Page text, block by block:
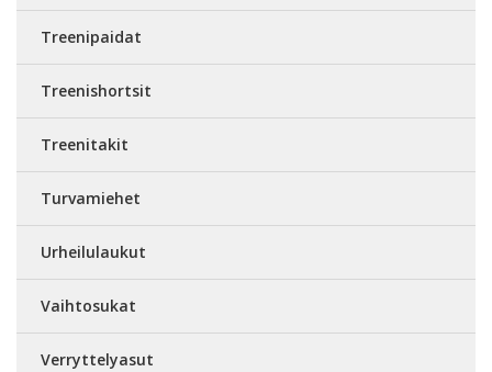
Treenipaidat
Treenishortsit
Treenitakit
Turvamiehet
Urheilulaukut
Vaihtosukat
Verryttelyasut